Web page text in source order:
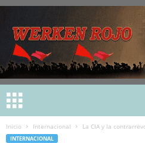
Inicio Internacional La CIA y la
INTERNACIONAL